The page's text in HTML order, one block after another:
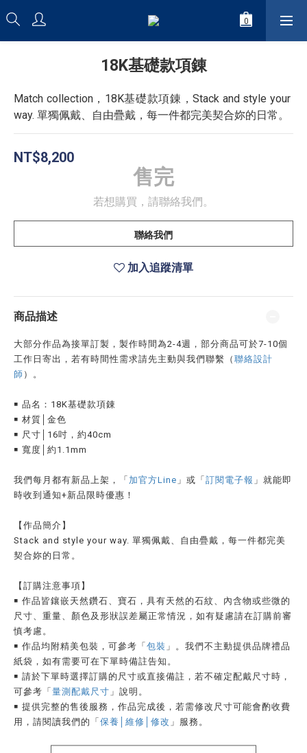
18K基礎款項錬
Match collection，18K基礎款項錬，Stack and style your
way. 單獨佩戴、自由疊戴，每一件都完美契合妳的日常。
NT$8,200
售完
若想購買，請聯絡我們。
聯絡我們
加入追蹤清單
商品描述
大部分作品為接單訂製，製作時間為2-4週，部分商品可於7-10個
工作日寄出，若有時間性需求請先主動與我們聯繫（ 聯絡設計
師 ）。
￭ 品名：18K基礎款項錬
￭ 材質│金色
￭ 尺寸│16吋，約40cm
￭ 寬度│約1.1mm
我們每月都有新品上架，「 加官方Line 」或「 訂閱電子報 」就能即
時收到通知+新品限時優惠！
【作品簡介】
Stack and style your way. 單獨佩戴、自由疊戴，每一件都完美
契合妳的日常。
【訂購注意事項】
￭ 作品皆鑲嵌天然鑽石、寶石，具有天然的石紋、內含物或些微的
尺寸、重量、顏色及形狀誤差屬正常情況，如有疑慮請在訂購前審
慎考慮。
￭ 作品均附精美包裝，可參考「 包裝 」。我們不主動提供品牌禮品
紙袋，如有需要可在下單時備註告知。
￭ 請於下單時選擇訂購的尺寸或直接備註，若不確定配戴尺寸時，
可參考「 量測配戴尺寸 」說明。
￭ 提供完整的售後服務，作品完成後，若需修改尺寸可能會酌收費
用，請閱讀我們的「 保養│維修│修改 」服務。